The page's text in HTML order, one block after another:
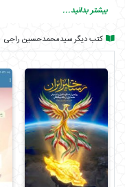
اما این همه ماجرا
حوزه‌های مختلف چه
پروژه‌های بزرگ
اقتصادی، کاهش کسری
اساسی و مسکن، و
صنعت فضایی، زیرساخت‌ها
کتاب با ارائه آمار و
دارد.
بیشتر بدانید...
کتب دیگر سیدمحمدحسین راجی